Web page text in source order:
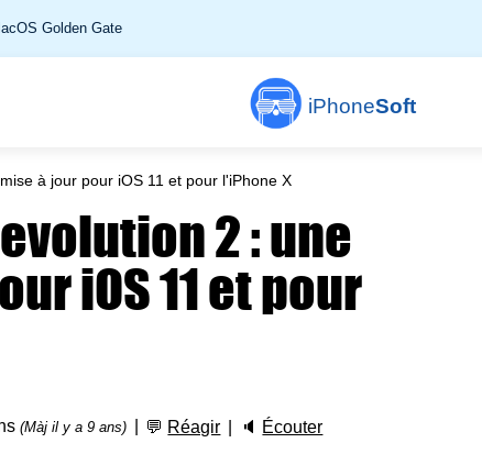
Golden Gate
iPhoneSoft
à jour pour iOS 11 et pour l'iPhone X
2 : une
iOS 11 et pour
(Màj il y a 9 ans) 💬 Réagir 🔈 Écouter